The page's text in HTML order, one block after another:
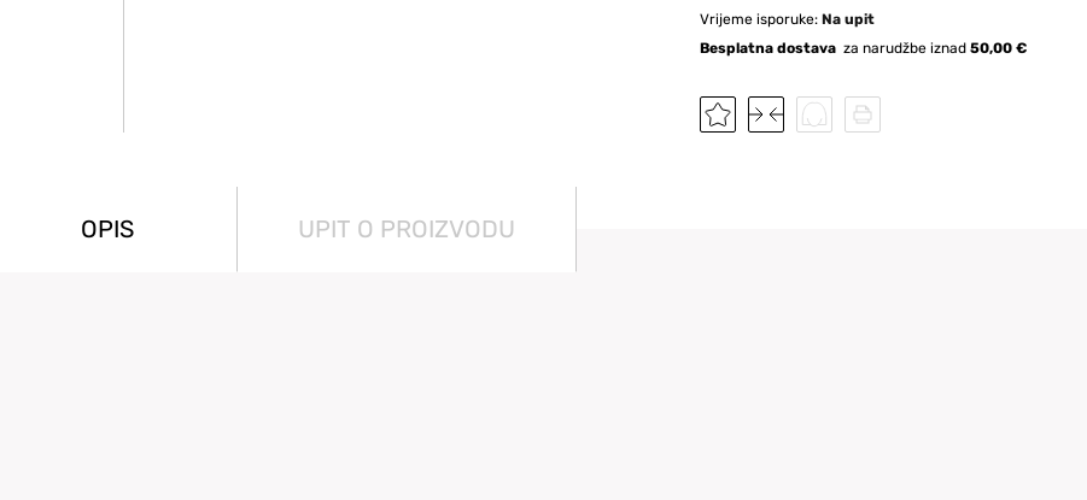
Vrijeme isporuke: Na upit
Besplatna dostava za narudžbe iznad 50,00 €
OPIS UPIT O PROIZVODU